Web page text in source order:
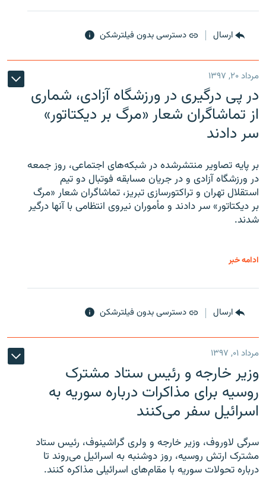
ارسال دسترسی بدون فیلترشکن
مرداد ۲۰, ۱۳۹۷
در پی درگیری در ورزشگاه آزادی، شماری
از تماشاگران شعار «مرگ بر دیکتاتور»
سر دادند
بر پایه تصاویر منتشرشده در شبکه‌های اجتماعی، روز جمعه
در ورزشگاه آزادی و در جریان مسابقه فوتبال دو تیم
استقلال تهران و تراکتورسازی تبریز، تماشاگران شعار «مرگ
بر دیکتاتور» سر دادند و مأموران نیروی انتظامی با آنها درگیر
شدند.
ادامه خبر
ارسال دسترسی بدون فیلترشکن
مرداد ۰۱, ۱۳۹۷
وزیر خارجه و رئیس‌ ستاد مشترک
روسیه برای مذاکرات درباره سوریه به
اسرائیل سفر می‌کنند
سرگی لاوروف، وزیر خارجه و ولری گراشینوف، رئیس ستاد
مشترک ارتش روسیه، روز دوشنبه به اسرائیل می‌روند تا
درباره تحولات سوریه با مقام‌های اسرائیلی مذاکره کنند.